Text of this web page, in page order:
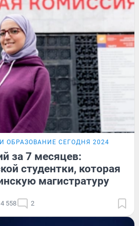
ОБРАЗОВАНИЕ СЕГОДНЯ 2024
за 7 месяцев:
студентки, которая
магистратуру
4 558 2